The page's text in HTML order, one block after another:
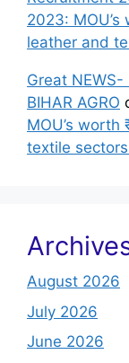
2023:
leather and
Great
BIHAR AGRO
MOU’s
textile
August 2026
July 2026
June 2026